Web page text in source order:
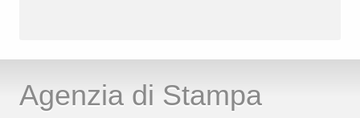
Agenzia di Stampa